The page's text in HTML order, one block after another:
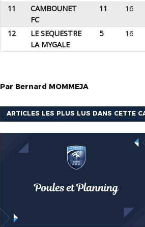
11
CAMBOUNET
FC
11 16
12
LE SEQUESTRE
LA MYGALE
5 16
Par Bernard MOMMEJA
ARTICLES LES PLUS LUS DANS CETTE